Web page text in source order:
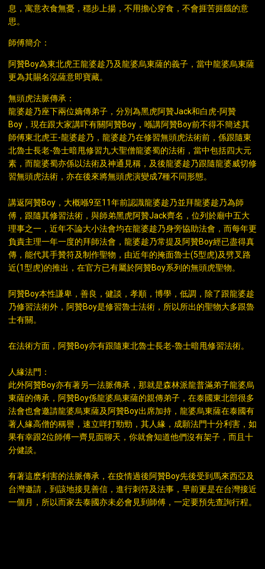
息，寓意衣食無憂，穩步上揚，不用擔心穿食，不會捱苦捱餓的意
思。
師傅簡介：
阿贊Boy為東北虎王龍婆趁乃及龍婆烏東薩的義子，當中龍婆烏東薩
更為其賜名泓薩意即寶藏。
無頭虎法脈傳承：
龍婆趁乃座下兩位嫡傳弟子，分別為黑虎阿贊Jack和白虎-阿贊
Boy，現在跟大家講吓有關阿贊Boy，喺講阿贊Boy前不得不簡述其
師傅東北虎王-龍婆趁乃，龍婆趁乃在修習無頭虎法術前，係跟隨東
北魯士長老-魯士暗甩修習九大聖僧龍婆蜀的法術，當中包括四大元
素，而龍婆蜀亦係以法術及神通見稱，及後龍婆趁乃跟隨龍婆威切修
習無頭虎法術，亦在後來將無頭虎演變成7種不同形態。
講返阿贊Boy，大概喺9至11年前認識龍婆趁乃並拜龍婆趁乃為師
傅，跟隨其修習法術，與師弟黑虎阿贊Jack齊名，位列於廟中五大
理事之一，近年不論大小法會均在龍婆趁乃身旁協助法會，而每年更
負責主理一年一度的拜師法會，龍婆趁乃常提及阿贊Boy經已盡得真
傳，能代其手贊符及制作聖物，由近年的掩面魯士(5型虎)及劈叉路
近(1型虎)的推出，在官方已有屬於阿贊Boy系列的無頭虎聖物。
阿贊Boy本性謙卑，善良，健談，孝順，博學，低調，除了跟龍婆趁
乃修習法術外，阿贊Boy是修習魯士法術，所以所出的聖物大多跟魯
士有關。
在法術方面，阿贊Boy亦有跟隨東北魯士長老-魯士暗甩修習法術。
人緣法門：
此外阿贊Boy亦有著另一法脈傳承，那就是森林派龍普滿弟子龍婆烏
東薩的傳承，阿贊Boy係龍婆烏東薩的親傳弟子，在泰國東北部很多
法會也會邀請龍婆烏東薩及阿贊Boy出席加持，龍婆烏東薩在泰國有
著人緣高僧的稱譽，速立咩打勁勁，其人緣，成願法門十分利害，如
果有幸跟2位師傅一齊見面聊天，你就會知道他們沒有架子，而且十
分健談。
有著這麽利害的法脈傳承，在疫情過後阿贊Boy先後受到馬來西亞及
台灣邀請，到該地接見善信，進行刺符及法事，早前更是在台灣接近
一個月，所以而家去泰國亦未必會見到師傅，一定要預先查詢行程。